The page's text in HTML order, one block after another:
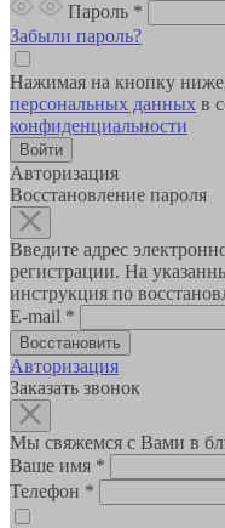
Пароль *
Забыли пароль?
Нажимая на кнопку
персональных данных в
конфиденциальности
Авторизация
Восстановление пароля
Введите адрес
регистрации. На
инструкция по
E-mail *
Авторизация
Заказать звонок
Мы свяжемся с Вами в
Ваше имя *
Телефон *